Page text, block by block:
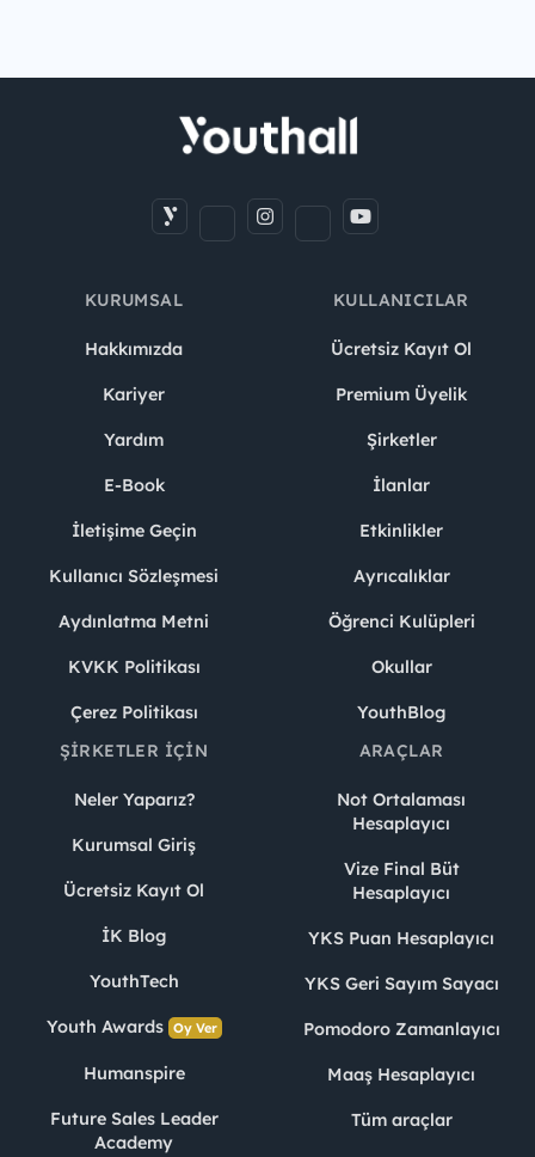
KURUMSAL
Hakkımızda
Kariyer
Yardım
E-Book
İletişime Geçin
Kullanıcı Sözleşmesi
Aydınlatma Metni
KVKK Politikası
Çerez Politikası
KULLANICILAR
Ücretsiz Kayıt Ol
Premium Üyelik
Şirketler
İlanlar
Etkinlikler
Ayrıcalıklar
Öğrenci Kulüpleri
Okullar
YouthBlog
ŞIRKETLER İÇIN
Neler Yaparız?
Kurumsal Giriş
Ücretsiz Kayıt Ol
İK Blog
YouthTech
Youth Awards Oy Ver
Humanspire
Future Sales Leader
Academy
ARAÇLAR
Not Ortalaması
Hesaplayıcı
Vize Final Büt
Hesaplayıcı
YKS Puan Hesaplayıcı
YKS Geri Sayım Sayacı
Pomodoro Zamanlayıcı
Maaş Hesaplayıcı
Tüm araçlar